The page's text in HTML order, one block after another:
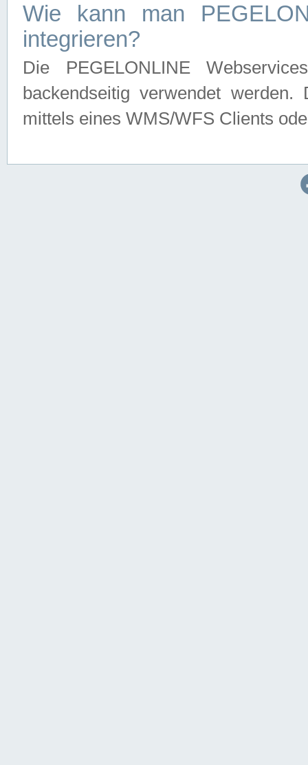
Wie kann man
integrieren?
Die PEGELONLINE
backendseitig verwendet
mittels eines WMS/WFS Clients